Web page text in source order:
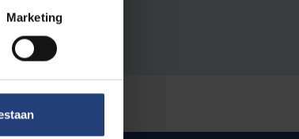
Marketing